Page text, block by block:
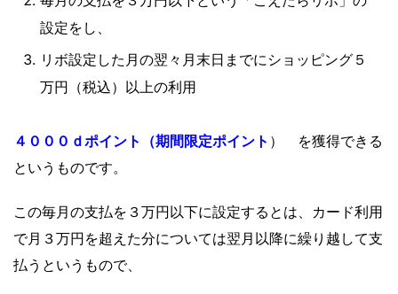
設定をし、
リボ設定した月の翌々月末日までにショッピング５
万円
（税込） 以上の利用
４ ０００ｄポイント（期間限定ポイント ） を獲得できる
というものです。
この毎月の支払を３万円以下に設定するとは、カード利用
で月３万円を超えた分については翌月以降に繰り越して支
払うというもので、